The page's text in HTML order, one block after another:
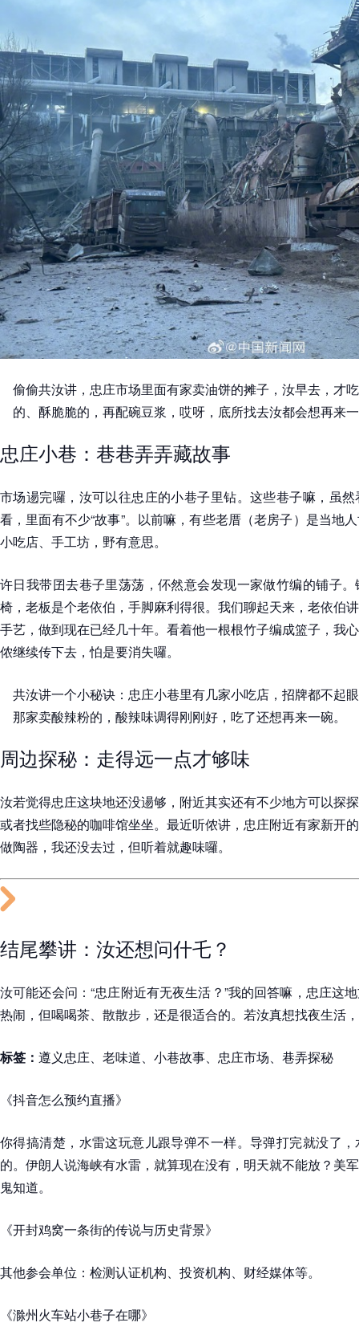
偷偷共汝讲，忠庄市场里面有家卖油饼的摊子，汝早去，才
的、酥脆脆的，再配碗豆浆，哎呀，底所找去汝都会想再来
忠庄小巷：巷巷弄弄藏故事
市场逿完囉，汝可以往忠庄的小巷子里钻。这些巷子嘛，虽
看，里面有不少“故事”。以前嘛，有些老厝（老房子）是当地
小吃店、手工坊，野有意思。
许日我带囝去巷子里荡荡，伓然意会发现一家做竹编的铺子
椅，老板是个老依伯，手脚麻利得很。我们聊起天来，老依伯
手艺，做到现在已经几十年。看着他一根根竹子编成篮子，我
侬继续传下去，怕是要消失囉。
共汝讲一个小秘诀：忠庄小巷里有几家小吃店，招牌都不起
那家卖酸辣粉的，酸辣味调得刚刚好，吃了还想再来一碗。
周边探秘：走得远一点才够味
汝若觉得忠庄这块地还没逿够，附近其实还有不少地方可以探
或者找些隐秘的咖啡馆坐坐。最近听侬讲，忠庄附近有家新开
做陶器，我还没去过，但听着就趣味囉。
结尾攀讲：汝还想问什乇？
汝可能还会问：“忠庄附近有无夜生活？”我的回答嘛，忠庄这
热闹，但喝喝茶、散散步，还是很适合的。若汝真想找夜生活
标签： 遵义忠庄、老味道、小巷故事、忠庄市场、巷弄探秘
《抖音怎么预约直播》
你得搞清楚，水雷这玩意儿跟导弹不一样。导弹打完就没了
的。伊朗人说海峡有水雷，就算现在没有，明天就不能放？美
鬼知道。
《开封鸡窝一条街的传说与历史背景》
其他参会单位：检测认证机构、投资机构、财经媒体等。
《滁州火车站小巷子在哪》